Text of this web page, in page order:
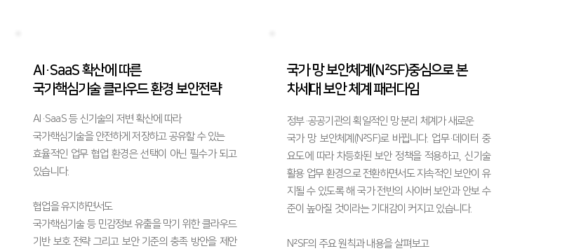
AI·SaaS 확산에 따른
​국가핵심기술 클라우드 환경 보안전략
AI·SaaS 등 신기술의 저변 확산에 따라
국가핵심기술을 안전하게 저장하고 공유할 수 있는
효율적인 업무 협업 환경은 선택이 아닌 필수가 되고
있습니다.
협업을 유지하면서도
국가핵심기술 등 민감정보 유출을 막기 위한 클라우드
기반 보호 전략 그리고 보안 기준의 충족 방안을​ 제안
국가 망 보안체계(N²SF)중심으로 본
​차세대 보안 체계 패러다임
정부·공공기관의 획일적인 망 분리 체계가 새로운
국가 망 보안체계(N²SF)로 바뀝니다. 업무·데이터 중
요도에 따라 차등화된 보안 정책을 적용하고, 신기술
활용 업무 환경으로 전환하면서도 지속적인 보안이 유
지될 수 있도록 해 국가 전반의 사이버 보안과 안보 수
준이 높아질 것이라는 기대감이 커지고 있습니다.
N²SF의 주요 원칙과 내용을 살펴보고